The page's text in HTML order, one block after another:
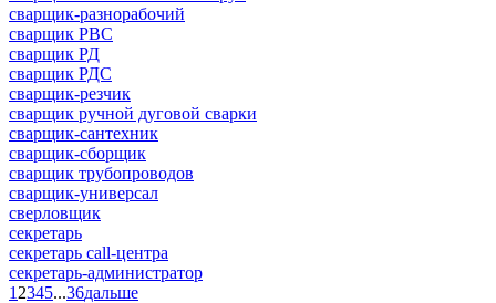
сварщик-разнорабочий
сварщик РВС
сварщик РД
сварщик РДС
сварщик-резчик
сварщик ручной дуговой сварки
сварщик-сантехник
сварщик-сборщик
сварщик трубопроводов
сварщик-универсал
сверловщик
секретарь
секретарь call-центра
секретарь-администратор
1 2345...36дальше